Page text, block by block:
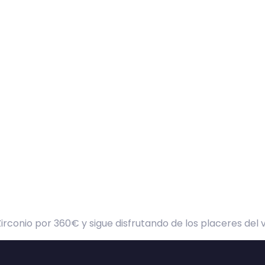
por 360€ y sigue disfrutando de los placeres del